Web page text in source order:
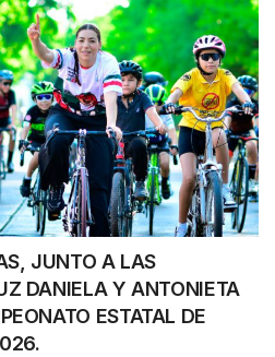
JUNTO A LAS
DANIELA Y ANTONIETA
ESTATAL DE